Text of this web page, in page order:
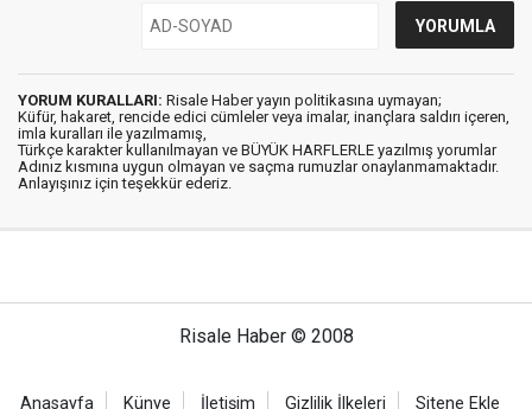
YORUM KURALLARI: Risale Haber yayın politikasına uymayan;
Küfür, hakaret, rencide edici cümleler veya imalar, inançlara saldırı içeren,
imla kuralları ile yazılmamış,
Türkçe karakter kullanılmayan ve BÜYÜK HARFLERLE yazılmış yorumlar
Adınız kısmına uygun olmayan ve saçma rumuzlar onaylanmamaktadır.
Anlayışınız için teşekkür ederiz.
Risale Haber © 2008
Anasayfa Künye İletişim Gizlilik İlkeleri Sitene Ekle